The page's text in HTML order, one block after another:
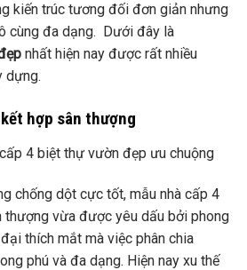
kiến trúc tương đối đơn giản nhưng
cùng đa dạng. Dưới đây là
nhất hiện nay được rất nhiều
dựng.
hợp sân thượng
chống dột cực tốt, mẫu nhà cấp 4
thượng vừa được yêu dấu bởi phong
thích mắt mà việc phân chia
phú và đa dạng. Hiện nay xu thế